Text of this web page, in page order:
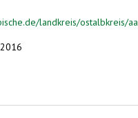
landkreis/ostalbkreis/
Preis